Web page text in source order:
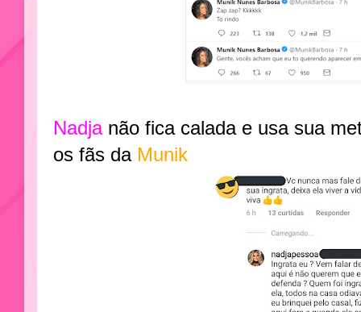
Nadja não fica calada e usa sua
os fãs da Munik